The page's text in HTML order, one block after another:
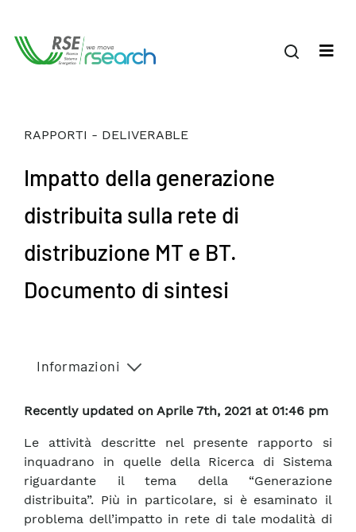
RAPPORTI - DELIVERABLE
Impatto della generazione
distribuita sulla rete di
distribuzione MT e BT.
Documento di sintesi
Informazioni
Recently updated on Aprile 7th, 2021 at 01:46 pm
Le attività descritte nel presente rapporto si
inquadrano in quelle della Ricerca di Sistema
riguardante il tema della “Generazione
distribuita”. Più in particolare, si è esaminato il
problema dell’impatto in rete di tale modalità di